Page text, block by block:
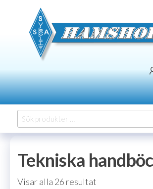
innehållet
Sök
efter:
Tekniska
Visar alla 26 resultat